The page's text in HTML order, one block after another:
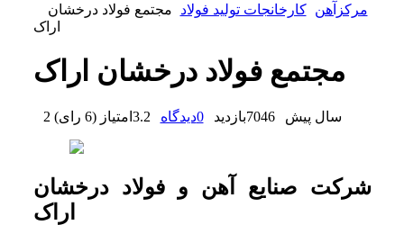
مرکزآهن
کارخانجات تولید فولاد
مجتمع فولاد درخشان
اراک
مجتمع فولاد درخشان اراک
2 سال پیش 7046بازدید 0دیدگاه 3.2 امتیاز (6 رای )
شرکت صنایع آهن و فولاد درخشان
اراک